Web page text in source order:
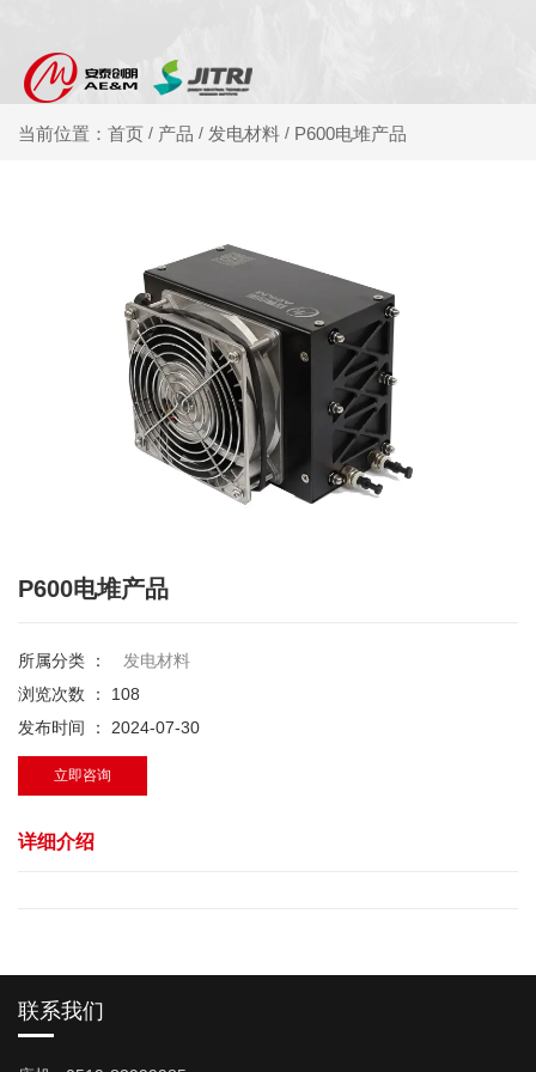
当前位置：首页 / 产品 / 发电材料 / P600电堆产品
P600电堆产品
所属分类 ：
发电材料
浏览次数 ： 108
发布时间 ： 2024-07-30
立即咨询
详细介绍
联系我们